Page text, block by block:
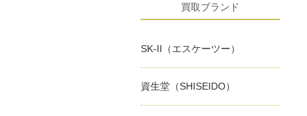
買取ブランド
SK-II（エスケーツー）
資生堂（SHISEIDO）